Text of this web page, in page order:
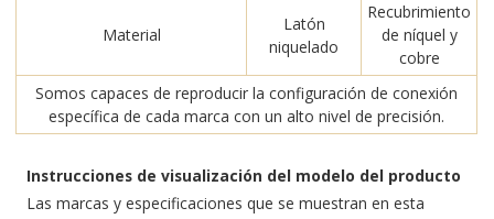
Material
Latón
niquelado
Recubrimiento
de níquel y
cobre
Somos capaces de reproducir la configuración de conexión
específica de cada marca con un alto nivel de precisión.
Instrucciones de visualización del modelo del producto
Las marcas y especificaciones que se muestran en esta